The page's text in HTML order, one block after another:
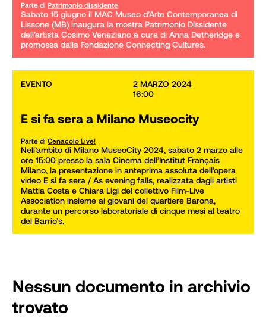
Parte di Patrimonio dissidente
Sabato 15 giugno il MAC Museo d’Arte Contemporanea di
Lissone (MB) inaugura la mostra Patrimonio Dissidente
dell’artista Cosimo Veneziano a cura di Anna Detheridge e
promossa dalla Fondazione Connecting Cultures.
EVENTO
2 MARZO 2024
16:00
E si fa sera a Milano Museocity
Parte di Cenacolo Live!
Nell’ambito di Milano MuseoCity 2024, sabato 2 marzo alle
ore 15:00 presso la sala Cinema dell’Institut Français
Milano, la presentazione in anteprima assoluta dell’opera
video E si fa sera / As evening falls, realizzata dagli artisti
Mattia Costa e Chiara Ligi del collettivo Film-Live
Association insieme ai giovani del quartiere Barona,
durante un percorso laboratoriale di cinque mesi al teatro
del Barrio’s.
Nessun documento in archivio
trovato